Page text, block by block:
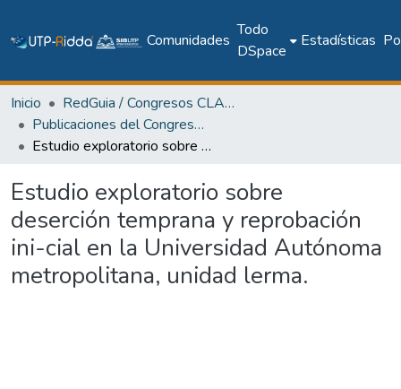
Comunidades
Todo
DSpace
Estadísticas
Inicio
RedGuia / Congresos CLABES
Publicaciones del Congreso Internacional CLABES
Estudio exploratorio sobre deserción temprana y reprobación ini-cial en la Universidad Autónoma metropolitana, unidad lerma.
Estudio exploratorio sobre
deserción temprana y reprobación
ini-cial en la Universidad Autónoma
metropolitana, unidad lerma.